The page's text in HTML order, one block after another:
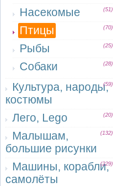
Насекомые (51)
Птицы (70)
Рыбы (25)
Собаки (28)
Культура, народы,
костюмы
(59)
Лего, Lego (20)
Малышам,
большие рисунки
(132)
Машины, корабли,
самолёты
(229)